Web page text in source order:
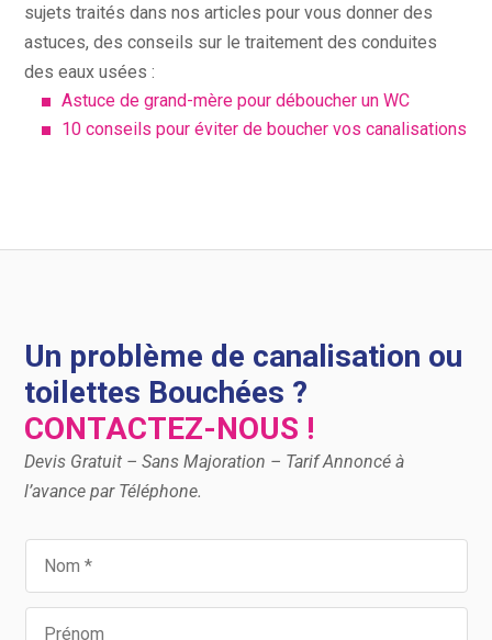
sujets traités dans nos articles pour vous donner des
astuces, des conseils sur le traitement des conduites
des eaux usées :
Astuce de grand-mère pour déboucher un WC
10 conseils pour éviter de boucher vos canalisations
Un problème de canalisation ou
toilettes Bouchées ?
CONTACTEZ-NOUS !
Devis Gratuit – Sans Majoration – Tarif Annoncé à
l’avance par Téléphone.